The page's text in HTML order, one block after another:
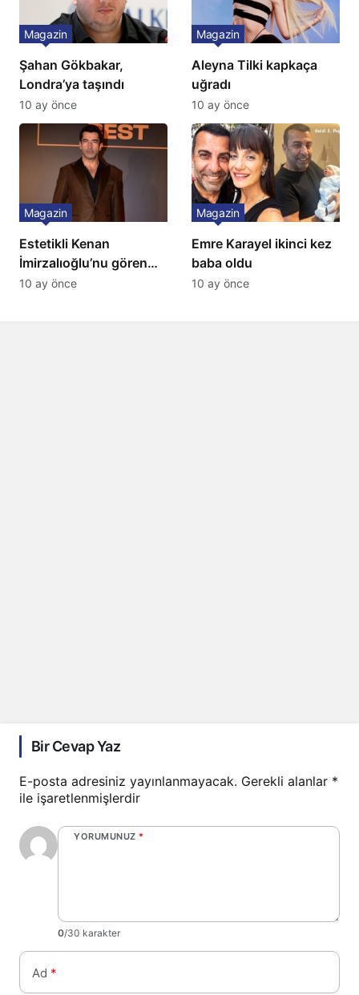
Şahan Gökbakar,
Londra’ya taşındı
Magazin
10 ay önce
Aleyna Tilki kapkaça
uğradı
Magazin
10 ay önce
Estetikli Kenan
İmirzalıoğlu’nu gören
tanıyamıyor: Son hali
Magazin
10 ay önce
Emre Karayel ikinci kez
baba oldu
Magazin
10 ay önce
Bir Cevap Yaz
E-posta adresiniz yayınlanmayacak. Gerekli alanlar *
ile işaretlenmişlerdir
YORUMUNUZ *
0/30 karakter
Ad *